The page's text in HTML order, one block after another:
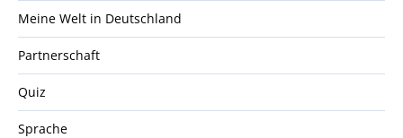
Meine Welt in Deutschland
Partnerschaft
Quiz
Sprache